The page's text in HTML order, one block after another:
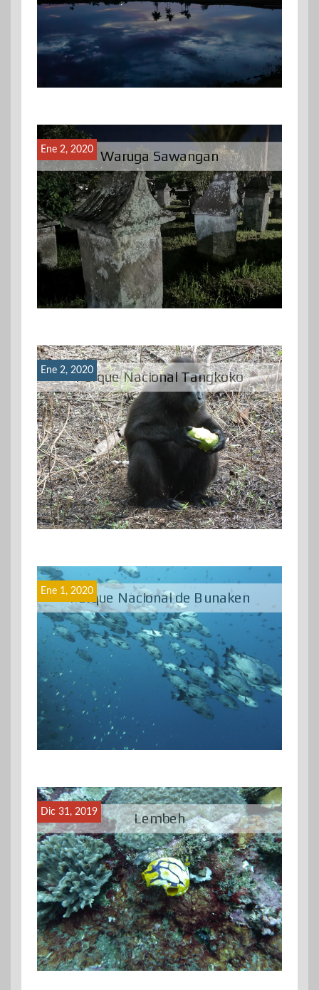
Waruga Sawangan
Ene 2, 2020
Parque Nacional Tangkoko
Ene 2, 2020
Parque Nacional de Bunaken
Ene 1, 2020
Lembeh
Dic 31, 2019